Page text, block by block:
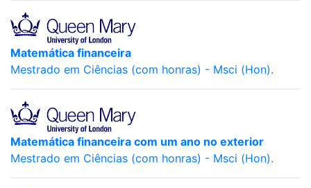
Matemática financeira
Mestrado em Ciências (com honras) - Msci (Hon).
Matemática financeira com um ano no exterior
Mestrado em Ciências (com honras) - Msci (Hon).